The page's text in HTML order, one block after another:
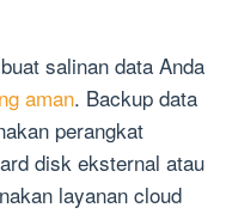
salinan data Anda
aman. Backup data
perangkat
disk eksternal atau
layanan cloud